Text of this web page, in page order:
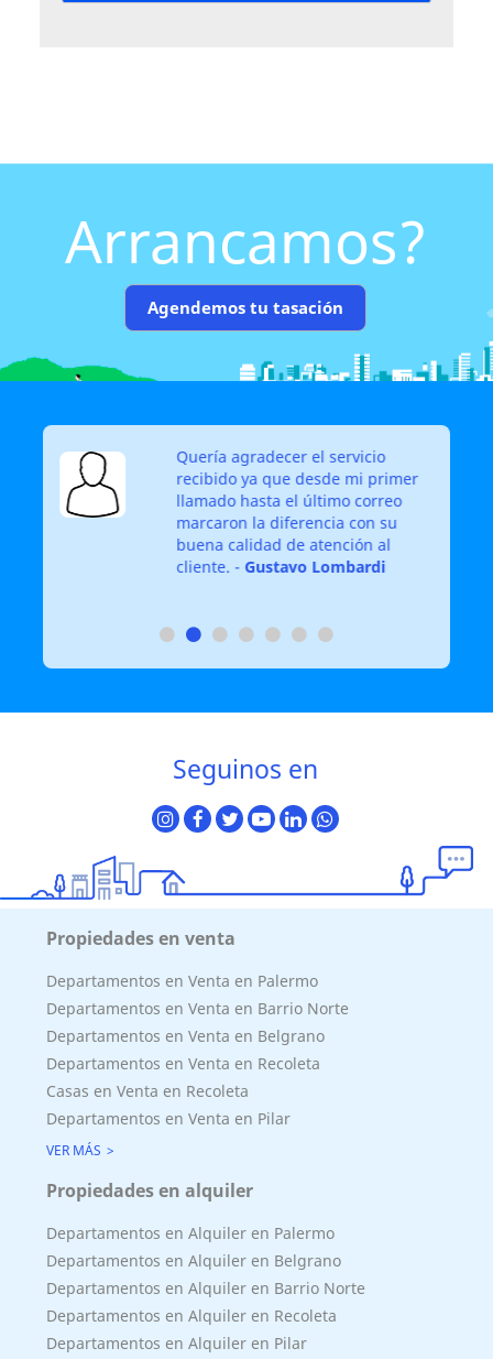
Arrancamos?
Agendemos tu tasación
Quería agradecer el servicio
recibido ya que desde mi primer
llamado hasta el último correo
marcaron la diferencia con su
buena calidad de atención al
cliente. - Gustavo Lombardi
Seguinos en
Propiedades en venta
Departamentos en Venta en Palermo
Departamentos en Venta en Barrio Norte
Departamentos en Venta en Belgrano
Departamentos en Venta en Recoleta
Casas en Venta en Recoleta
Departamentos en Venta en Pilar
VER MÁS
Propiedades en alquiler
Departamentos en Alquiler en Palermo
Departamentos en Alquiler en Belgrano
Departamentos en Alquiler en Barrio Norte
Departamentos en Alquiler en Recoleta
Departamentos en Alquiler en Pilar